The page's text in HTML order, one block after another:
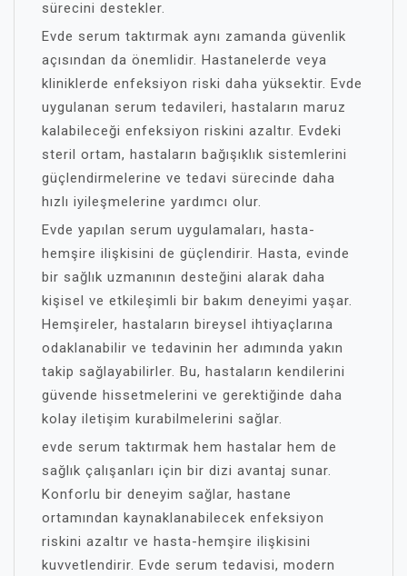
sürecini destekler.
Evde serum taktırmak aynı zamanda güvenlik
açısından da önemlidir. Hastanelerde veya
kliniklerde enfeksiyon riski daha yüksektir. Evde
uygulanan serum tedavileri, hastaların maruz
kalabileceği enfeksiyon riskini azaltır. Evdeki
steril ortam, hastaların bağışıklık sistemlerini
güçlendirmelerine ve tedavi sürecinde daha
hızlı iyileşmelerine yardımcı olur.
Evde yapılan serum uygulamaları, hasta-
hemşire ilişkisini de güçlendirir. Hasta, evinde
bir sağlık uzmanının desteğini alarak daha
kişisel ve etkileşimli bir bakım deneyimi yaşar.
Hemşireler, hastaların bireysel ihtiyaçlarına
odaklanabilir ve tedavinin her adımında yakın
takip sağlayabilirler. Bu, hastaların kendilerini
güvende hissetmelerini ve gerektiğinde daha
kolay iletişim kurabilmelerini sağlar.
evde serum taktırmak hem hastalar hem de
sağlık çalışanları için bir dizi avantaj sunar.
Konforlu bir deneyim sağlar, hastane
ortamından kaynaklanabilecek enfeksiyon
riskini azaltır ve hasta-hemşire ilişkisini
kuvvetlendirir. Evde serum tedavisi, modern